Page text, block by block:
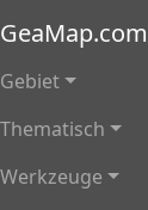
Gebiet
Thematisch
Werkzeuge